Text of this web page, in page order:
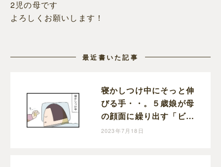
2児の母です
よろしくお願いします！
最近書いた記事
寝かしつけ中にそっと伸
びる手・・。５歳娘が母
の顔面に繰り出す「ビシ
ッ！」に感じた成長と動
2023年7月18日